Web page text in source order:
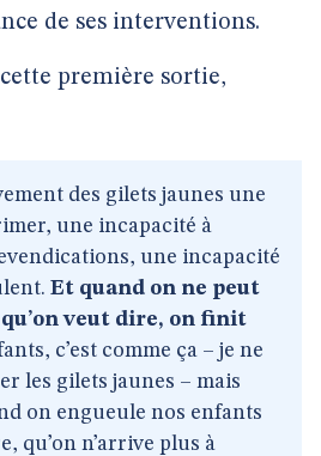
de ses interventions.
première sortie,
des gilets jaunes une
une incapacité à
une incapacité
Et quand on ne peut
veut dire, on finit
c’est comme ça – je ne
les gilets jaunes – mais
on engueule nos enfants
qu’on n’arrive plus à